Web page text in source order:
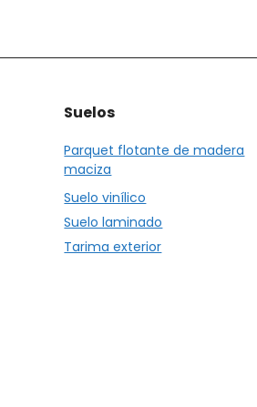
producto
Suelos
Parquet flotante de madera
maciza
Suelo vinílico
Suelo laminado
Tarima exterior